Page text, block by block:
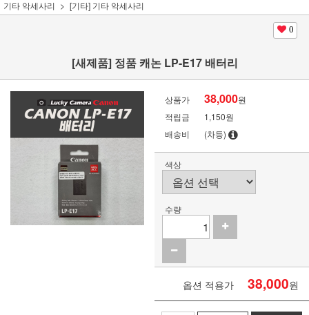
기타 악세사리
[기타] 기타 악세사리
0
[새제품] 정품 캐논 LP-E17 배터리
상품가 38,000원
적립금
1,150원
배송비
(차등)
색상
수량
옵션 적용가 38,000원